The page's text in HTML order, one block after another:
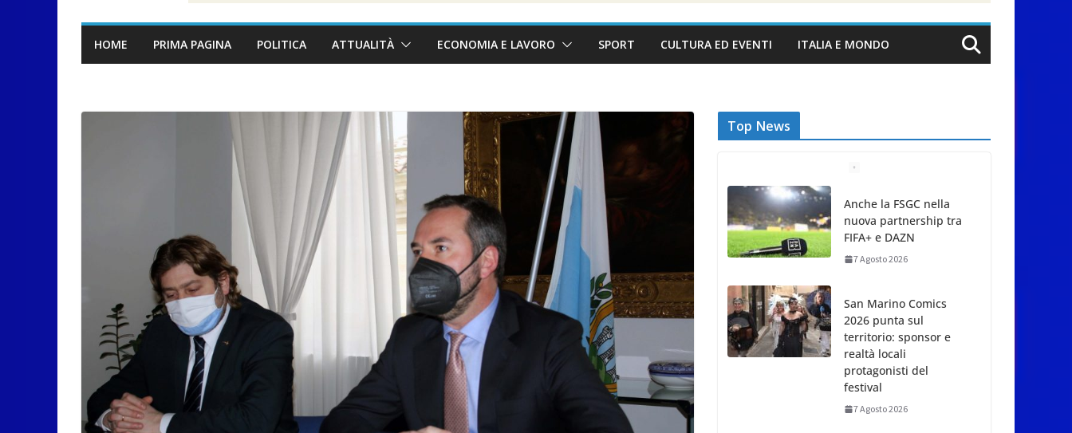
HOME PRIMA PAGINA POLITICA ATTUALITÀ ECONOMIA E LAVORO SPORT CULTURA ED EVENTI ITALIA E MONDO
Top News
Anche la FSGC nella
nuova partnership tra
FIFA+ e DAZN
7 Agosto 2026
San Marino Comics
2026 punta sul
territorio: sponsor e
realtà locali
protagonisti del
festival
7 Agosto 2026